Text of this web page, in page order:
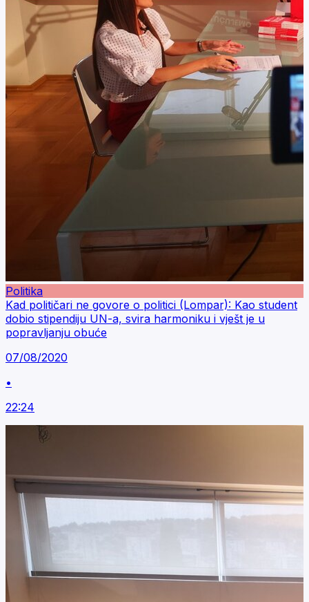
Politika
Kad političari ne govore o politici (Lompar): Kao student
dobio stipendiju UN-a, svira harmoniku i vješt je u
popravljanju obuće
07/08/2020
•
22:24